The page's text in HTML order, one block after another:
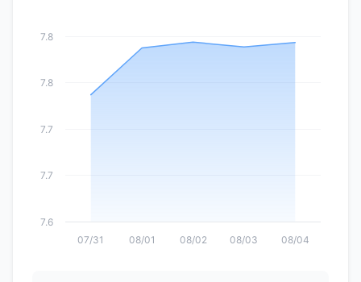
07/31 08/01 08/02 08/03 08/04
7.6
7.7
7.7
7.8
7.8